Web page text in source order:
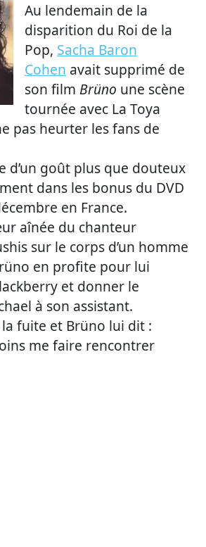
Au lendemain de la
disparition du Roi de la
Pop, Sacha Baron
Cohen avait supprimé de
son film Brüno une scène
tournée avec La Toya
pas heurter les fans de
d’un goût plus que douteux
dans les bonus du DVD
en France.
aînée du chanteur
sur le corps d’un homme
en profite pour lui
et donner le
à son assistant.
fuite et Brüno lui dit :
me faire rencontrer